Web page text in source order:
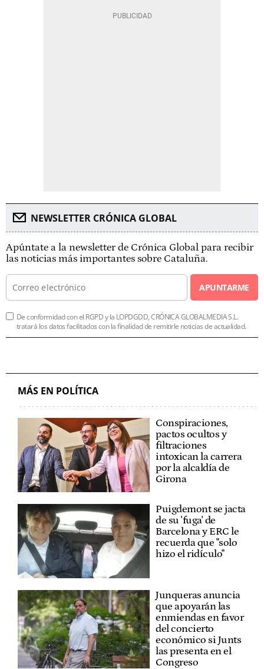
NEWSLETTER CRÓNICA GLOBAL
Apúntate a la newsletter de Crónica Global para recibir
las noticias más importantes sobre Cataluña.
APUNTARME
De conformidad con el RGPD y la LOPDGDD, CRÓNICA GLOBALMEDIA S.L.
tratará los datos facilitados con la finalidad de remitirle noticias de actualidad.
MÁS EN POLÍTICA
Conspiraciones,
pactos ocultos y
filtraciones
intoxican la carrera
por la alcaldía de
Girona
Puigdemont se jacta
de su 'fuga' de
Barcelona y ERC le
recuerda que "solo
hizo el ridículo"
Junqueras anuncia
que apoyarán las
enmiendas en favor
del concierto
económico si Junts
las presenta en el
Congreso